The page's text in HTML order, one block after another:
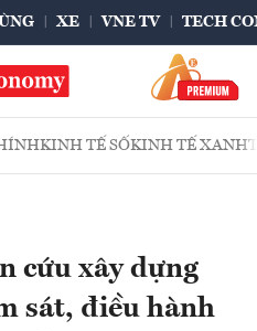
XE VNE TV TECH
KINH TẾ SỐKINH TẾ XANH
cứu xây dựng
sát, điều hành